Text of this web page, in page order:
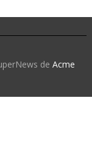
de Acme